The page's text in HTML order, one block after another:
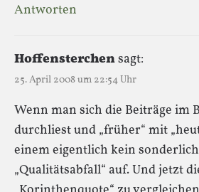
Antworten
Hoffensterchensagt:
25. April 2008 um 22:54 Uhr
Wenn man sich die Beiträge im
durchliest und „früher“ mit
einem eigentlich kein
„Qualitätsabfall“ auf. Und jetzt